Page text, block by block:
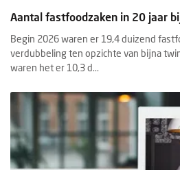
Aantal fastfoodzaken in 20 jaar
Begin 2026 waren er 19,4 duizend
verdubbeling ten opzichte van bijna
waren het er 10,3 d...